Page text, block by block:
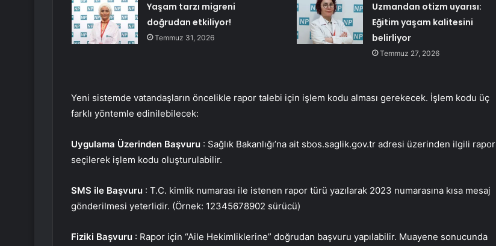
Yaşam tarzı migreni
doğrudan etkiliyor!
Temmuz 31, 2026
Uzmandan otizm uyarısı:
Eğitim yaşam kalitesini
belirliyor
Temmuz 27, 2026
Yeni sistemde vatandaşların öncelikle rapor talebi için işlem kodu alması gerekecek. İşlem kodu üç
farklı yöntemle edinilebilecek:
Uygulama Üzerinden Başvuru : Sağlık Bakanlığı’na ait sbos.saglik.gov.tr adresi üzerinden ilgili rapor
seçilerek işlem kodu oluşturulabilir.
SMS ile Başvuru : T.C. kimlik numarası ile istenen rapor türü yazılarak 2023 numarasına kısa mesaj
gönderilmesi yeterlidir. (Örnek: 12345678902 sürücü)
Fiziki Başvuru : Rapor için “Aile Hekimliklerine” doğrudan başvuru yapılabilir. Muayene sonucunda